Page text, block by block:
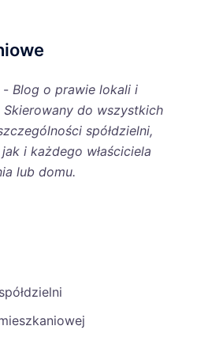
- Blog o prawie lokali i
do wszystkich
spółdzielni,
i każdego właściciela
lub domu.